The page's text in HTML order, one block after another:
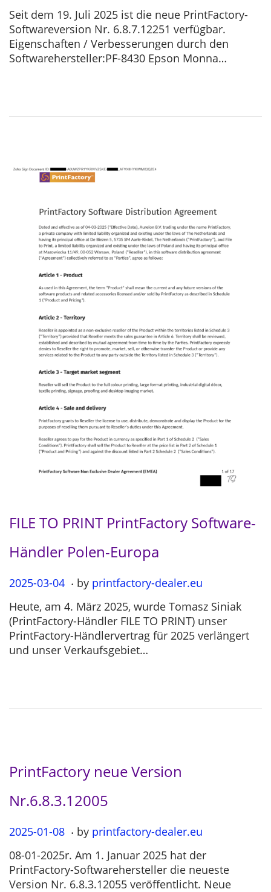
s
t
e
d
2
5
-
0
Seit dem 19. Juli 2025 ist die neue PrintFactory-
Softwareversion Nr. 6.8.7.12251 verfügbar.
Eigenschaften / Verbesserungen durch den
Softwarehersteller:PF-8430 Epson Monna…
FILE TO PRINT PrintFactory Software-
Händler Polen-Europa
P
s
t
e
d
2025-03-04 2
2
5
-
0
. by printfactory-dealer.eu
Heute, am 4. März 2025, wurde Tomasz Siniak
(PrintFactory-Händler FILE TO PRINT) unser
PrintFactory-Händlervertrag für 2025 verlängert
und unser Verkaufsgebiet…
PrintFactory neue Version
Nr.6.8.3.12005
P
s
t
2025-01-08 2
2
5
. by printfactory-dealer.eu
08-01-2025r. Am 1. Januar 2025 hat der
PrintFactory-Softwarehersteller die neueste
Version Nr. 6.8.3.12055 veröffentlicht. Neue